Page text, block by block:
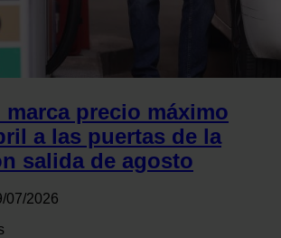
marca precio máximo
a las puertas de la
salida de agosto
07/2026